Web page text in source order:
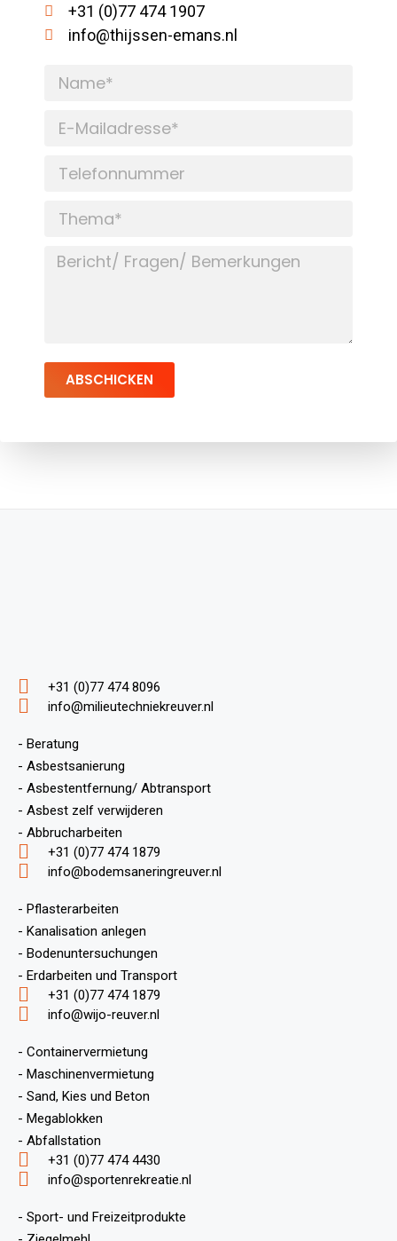
+31 (0)77 474 1907
info@thijssen-emans.nl
ABSCHICKEN
+31 (0)77 474 8096
info@milieutechniekreuver.nl
- Beratung
- Asbestsanierung
- Asbestentfernung/ Abtransport
- Asbest zelf verwijderen
- Abbrucharbeiten
+31 (0)77 474 1879
info@bodemsaneringreuver.nl
- Pflasterarbeiten
- Kanalisation anlegen
- Bodenuntersuchungen
- Erdarbeiten und Transport
+31 (0)77 474 1879
info@wijo-reuver.nl
- Containervermietung
- Maschinenvermietung
- Sand, Kies und Beton
- Megablokken
- Abfallstation
+31 (0)77 474 4430
info@sportenrekreatie.nl
- Sport- und Freizeitprodukte